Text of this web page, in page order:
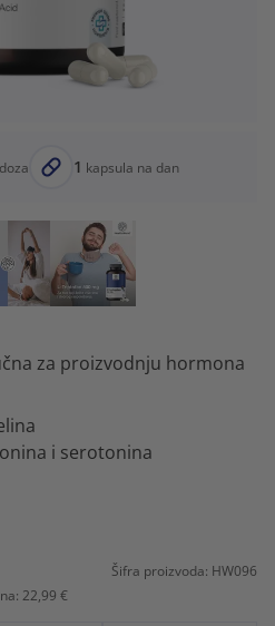
1 kapsula na dan
za proizvodnju hormona
i serotonina
Šifra proizvoda: HW096
22,99 €